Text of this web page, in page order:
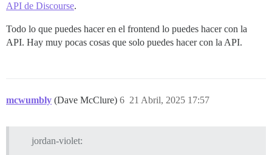
API de Discourse.
Todo lo que puedes hacer en el frontend lo puedes hacer con la
API. Hay muy pocas cosas que solo puedes hacer con la API.
mcwumbly (Dave McClure) 21 Abril, 2025 17:57
6
jordan-violet: